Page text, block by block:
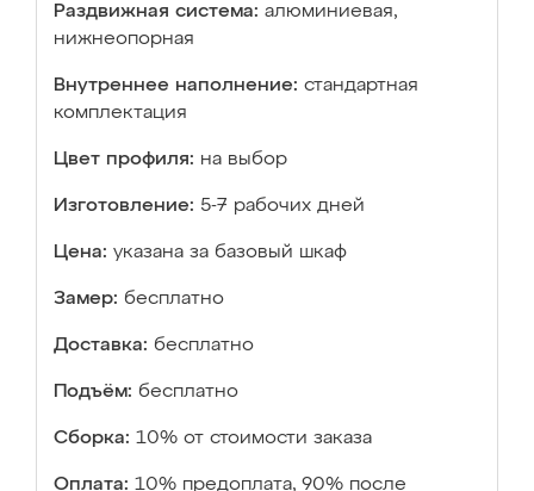
Раздвижная система: алюминиевая,
нижнеопорная
Внутреннее наполнение: стандартная
комплектация
Цвет профиля: на выбор
Изготовление: 5-7 рабочих дней
Цена: указана за базовый шкаф
Замер: бесплатно
Доставка: бесплатно
Подъём: бесплатно
Сборка: 10% от стоимости заказа
Оплата: 10% предоплата, 90% после